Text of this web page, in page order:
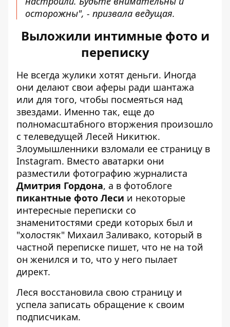
осторожны", - призвала ведущая.
Выложили интимные фото и
переписку
Не всегда жулики хотят деньги. Иногда
они делают свои аферы ради шантажа
или для того, чтобы посмеяться над
звездами. Именно так, еще до
полномасштабного вторжения произошло
с телеведущей Лесей Никитюк.
Злоумышленники взломали ее страницу в
Instagram. Вместо аватарки они
разместили фотографию журналиста
Дмитрия Гордона, а в фотоблоге
пикантные фото Леси и некоторые
интересные переписки со
знаменитостями среди которых был и
"холостяк" Михаил Заливако, который в
частной переписке пишет, что не на той
он женился и то, что у него пылает
директ.
Леся восстановила свою страницу и
успела записать обращение к своим
подписчикам.